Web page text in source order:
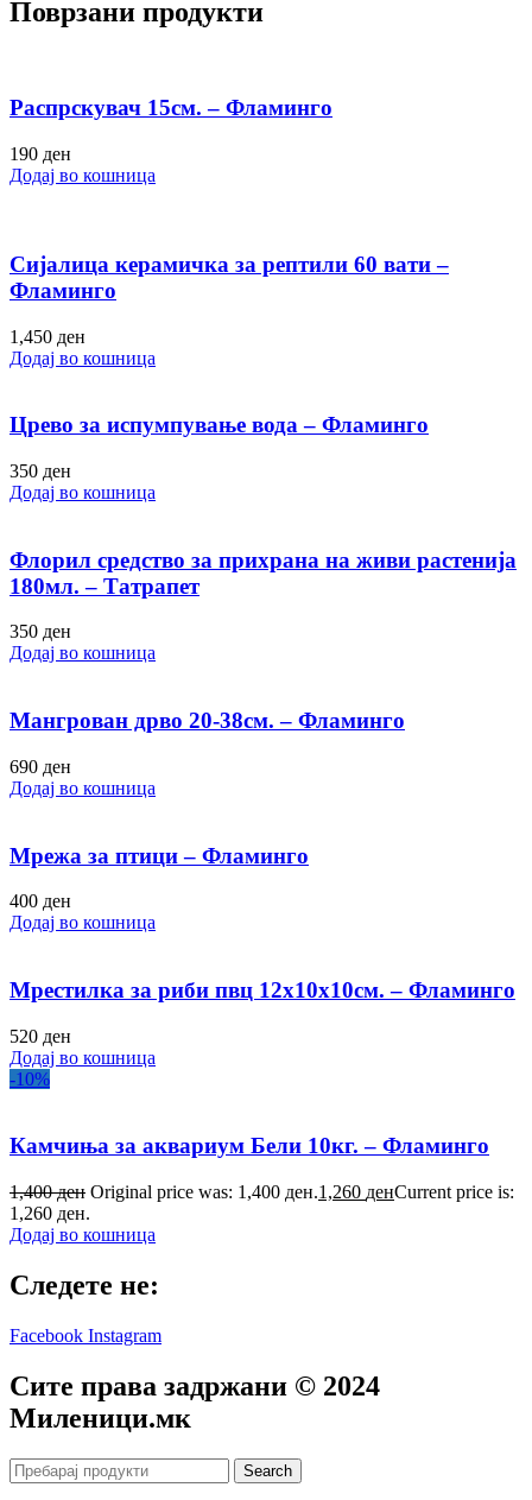
Поврзани продукти
Распрскувач 15см. – Фламинго
190 ден
Додај во кошница
Сијалица керамичка за рептили 60 вати –
Фламинго
1,450 ден
Додај во кошница
Црево за испумпување вода – Фламинго
350 ден
Додај во кошница
Флорил средство за прихрана на живи растенија
180мл. – Татрапет
350 ден
Додај во кошница
Мангрован дрво 20-38см. – Фламинго
690 ден
Додај во кошница
Мрежа за птици – Фламинго
400 ден
Додај во кошница
Мрестилка за риби пвц 12х10х10см. – Фламинго
520 ден
Додај во кошница
-10%
Камчиња за аквариум Бели 10кг. – Фламинго
1,400ден Original price was: 1,400 ден.1,260 денCurrent price is:
1,260 ден.
Додај во кошница
Следете не:
Facebook Instagram
Сите права задржани © 2024
Mиленици.мк
Search